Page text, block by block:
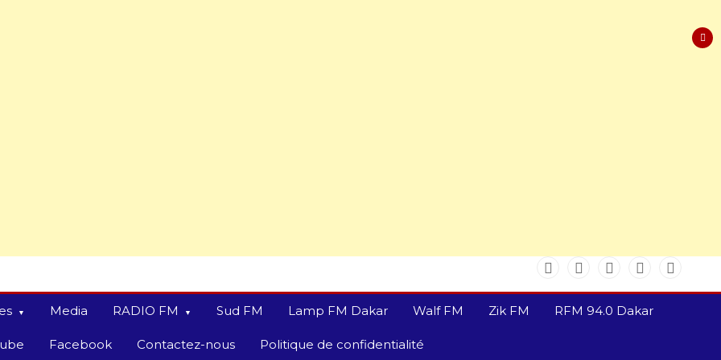
Media RADIO FM Sud FM Lamp FM Dakar Walf FM Zik FM RFM 94.0 Dakar
Facebook Contactez-nous Politique de confidentialité